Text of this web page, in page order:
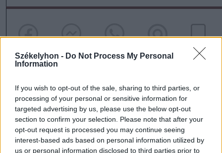
Székelyhon - Do Not Process My Personal
Information
If you wish to opt-out of the sale, sharing to third parties, or
processing of your personal or sensitive information for
targeted advertising by us, please use the below opt-out
section to confirm your selection. Please note that after your
opt-out request is processed you may continue seeing
interest-based ads based on personal information utilized by
us or personal information disclosed to third parties prior to
szóljon hozzá!